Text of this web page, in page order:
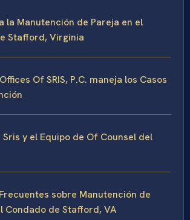
la Manutención de Pareja en el
Stafford, Virginia
Of SRIS, P.C. maneja los Casos
Sris y el Equipo de Of Counsel del
sobre Manutención de
Condado de Stafford, VA